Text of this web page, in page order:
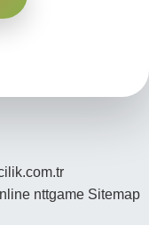
nttgame Sitemap